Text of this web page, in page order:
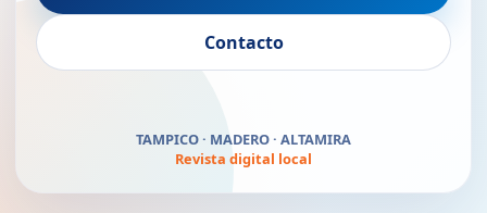
Contacto
El Puerto Jaibo vuelve
pronto
TAMPICO · MADERO · ALTAMIRA
Revista digital local